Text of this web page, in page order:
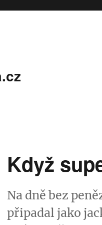
Když
Na dně bez
připadal jako